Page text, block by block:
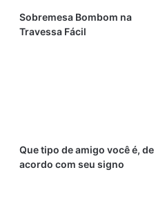
Sobremesa Bombom na
Travessa Fácil
Que tipo de amigo você é, de
acordo com seu signo